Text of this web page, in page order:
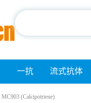
一抗 流式抗体
MC903 (Calcipotriene)